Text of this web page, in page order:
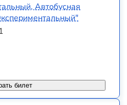
Автобусная
билет